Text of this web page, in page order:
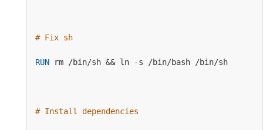
# Fix sh
RUN rm /bin/sh && ln -s /bin/bash /bin/sh
# Install dependencies